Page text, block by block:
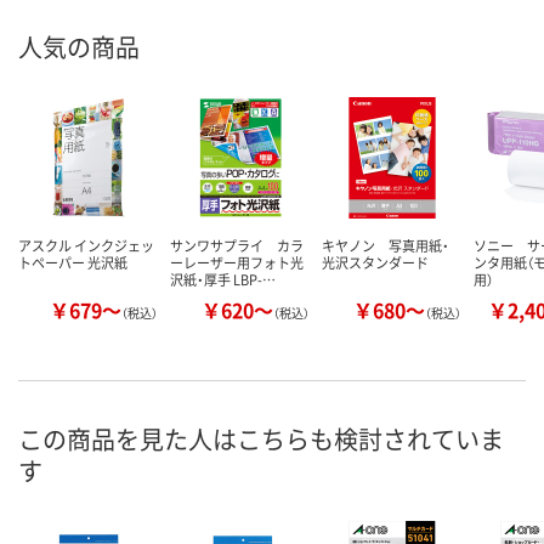
人気の商品
アスクル インクジェッ
トペーパー 光沢紙
￥679～（税込）
サンワサプライ カラ
ーレーザー用フォト光
沢紙・厚手 LBP-…
￥620～（税込）
キヤノン 写真用紙・
光沢スタンダード
￥680～（税込）
ソニー サ
ンタ用紙（
用）
￥
この商品を見た人はこちらも検討されていま
す